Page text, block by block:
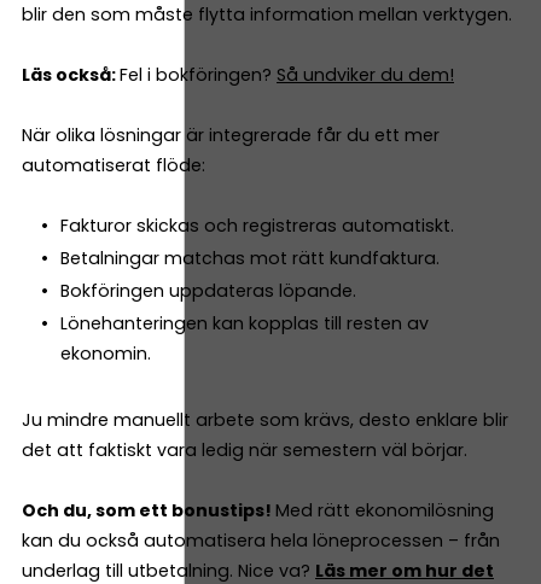
blir den som måste flytta information mellan verktygen.
Läs också:Fel i bokföringen? Så undviker du dem!
När olika lösningar är integrerade får du ett mer
automatiserat flöde:
Fakturor skickas och registreras automatiskt.
Betalningar matchas mot rätt kundfaktura.
Bokföringen uppdateras löpande.
Lönehanteringen kan kopplas till resten av
ekonomin.
Ju mindre manuellt arbete som krävs, desto enklare blir
det att faktiskt vara ledig när semestern väl börjar.
Och du, som ett bonustips! Med rätt ekonomilösning
kan du också automatisera hela löneprocessen – från
underlag till utbetalning. Nice va? Läs mer om hur det